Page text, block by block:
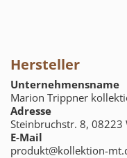
Hersteller
Unternehmensname
Marion Trippner
Adresse
Steinbruchstr. 8, 08223
E-Mail
produkt@kollektion-